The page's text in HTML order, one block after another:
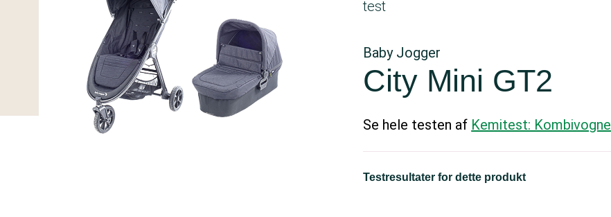
Baby Jogger
City Mini GT2
Se hele testen af Kemitest: Kombivogne
Testresultater for dette produkt